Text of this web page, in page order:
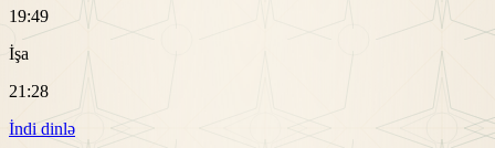
19:49
İşa
21:28
İndi dinlə